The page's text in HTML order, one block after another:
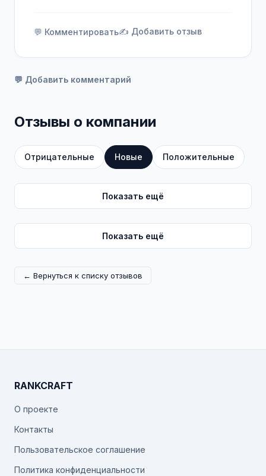
💬 Комментировать✍️ Добавить отзыв
💬 Добавить комментарий
Отзывы о компании
Отрицательные Новые Положительные
Показать ещё
Показать ещё
← Вернуться к списку отзывов
RANKCRAFT
О проекте
Контакты
Пользовательское соглашение
Политика конфиденциальности